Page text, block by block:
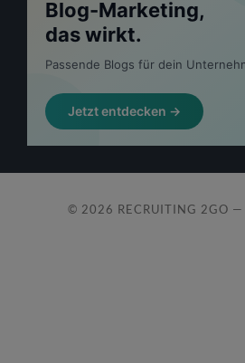
© 2026 RECRUITING 2GO —